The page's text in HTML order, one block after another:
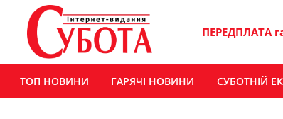
ПЕРЕДПЛАТА
ТОП НОВИНИ ГАРЯЧІ НОВИНИ СУБОТНІЙ